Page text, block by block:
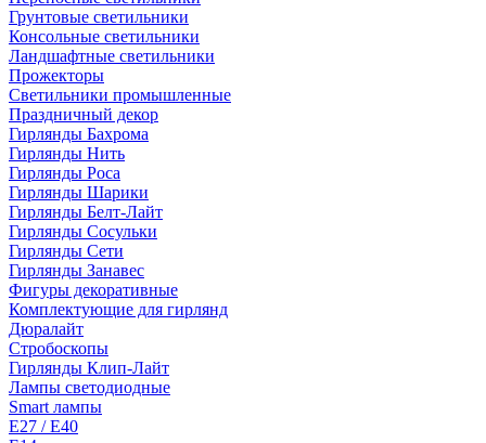
Грунтовые светильники
Консольные светильники
Ландшафтные светильники
Прожекторы
Светильники промышленные
Праздничный декор
Гирлянды Бахрома
Гирлянды Нить
Гирлянды Роса
Гирлянды Шарики
Гирлянды Белт-Лайт
Гирлянды Сосульки
Гирлянды Сети
Гирлянды Занавес
Фигуры декоративные
Комплектующие для гирлянд
Дюралайт
Стробоскопы
Гирлянды Клип-Лайт
Лампы светодиодные
Smart лампы
E27 / E40